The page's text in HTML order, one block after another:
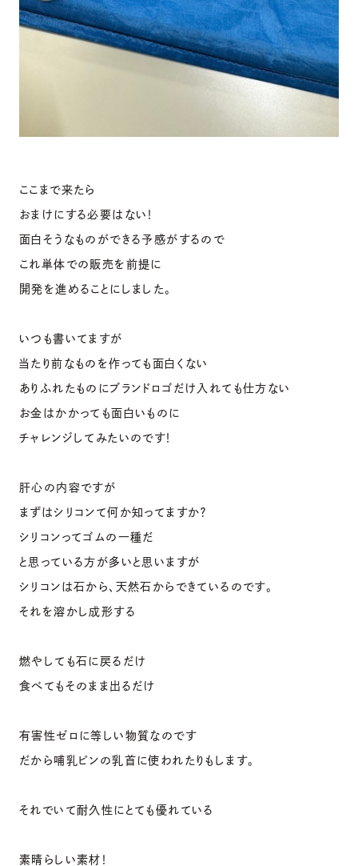
ここまで来たら
おまけにする必要はない！
面白そうなものができる予感がするので
これ単体での販売を前提に
開発を進めることにしました。
いつも書いてますが
当たり前なものを作っても面白くない
ありふれたものにブランドロゴだけ入れても仕方ない
お金はかかっても面白いものに
チャレンジしてみたいのです！
肝心の内容ですが
まずはシリコンて何か知ってますか？
シリコンってゴムの一種だ
と思っている方が多いと思いますが
シリコンは石から、天然石からできているのです。
それを溶かし成形する
燃やしても石に戻るだけ
食べてもそのまま出るだけ
有害性ゼロに等しい物質なのです
だから哺乳ビンの乳首に使われたりもします。
それでいて耐久性にとても優れている
素晴らしい素材！